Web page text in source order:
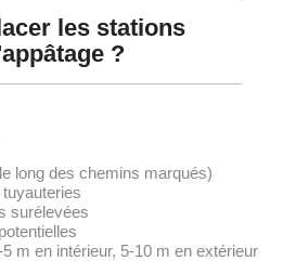
les stations
?
long des chemins marqués)
surélevées
m en intérieur, 5-10 m en extérieur